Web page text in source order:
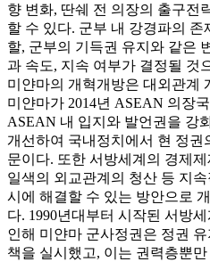
향 변화, 딴쉐 전 의장의 출구전
할 수 있다. 군부 내 강경파의
할, 군부의 기득권 유지와 같은
과 속도, 지속 여부가 결정될 것
미얀마의 개혁개방은 대외관계
미얀마가 2014년 ASEAN 의장
ASEAN 내 입지와 발언권을 강
개선하여 국내정치에서 현 정권
문이다. 또한 서방세계의 경제
일색의 외교관계의 청산 등 지
시에 해결할 수 있는 방안으로
다. 1990년대부터 시작된 서방
인해 미얀마 군사정권은 정권
책을 실시했고, 이는 권력층뿐